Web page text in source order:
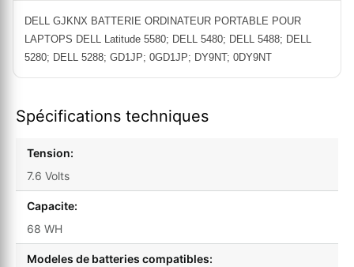
DELL GJKNX BATTERIE ORDINATEUR PORTABLE POUR
LAPTOPS DELL Latitude 5580; DELL 5480; DELL 5488; DELL
5280; DELL 5288; GD1JP; 0GD1JP; DY9NT; 0DY9NT
Spécifications techniques
Tension:
7.6 Volts
Capacite:
68 WH
Modeles de batteries compatibles: